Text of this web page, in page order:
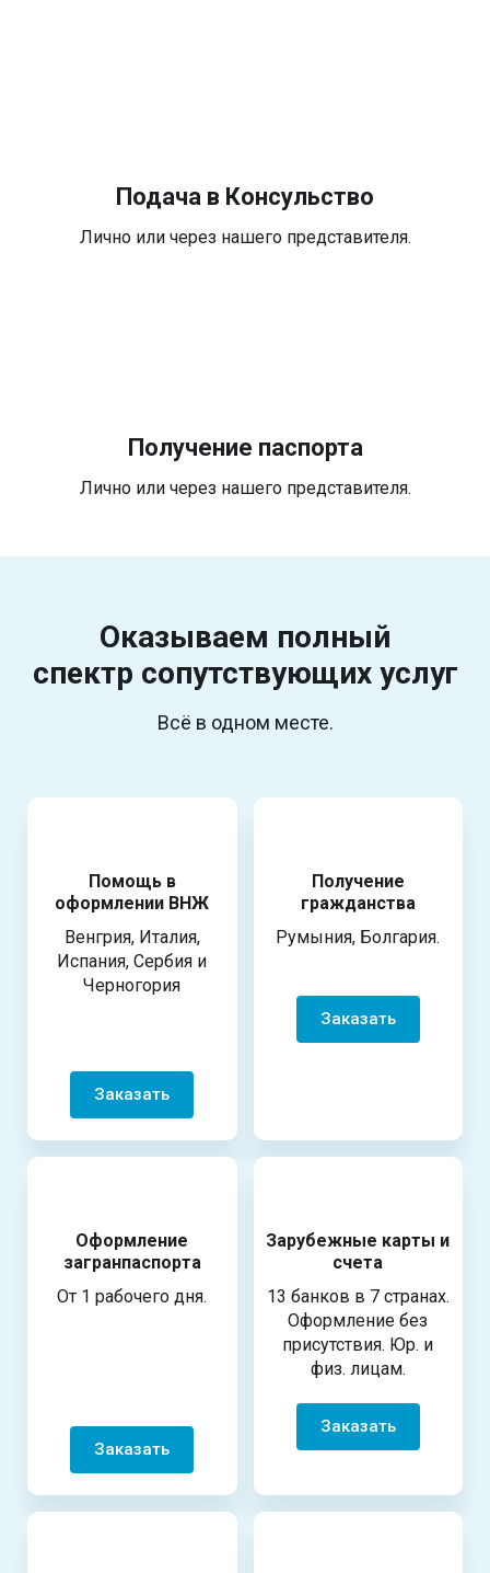
Подача в Консульство
Лично или через нашего представителя.
Получение паспорта
Лично или через нашего представителя.
Оказываем полный
спектр сопутствующих услуг
Всё в одном месте.
Помощь в
оформлении ВНЖ
Венгрия, Италия,
Испания, Сербия и
Черногория
Заказать
Получение
гражданства
Румыния, Болгария.
Заказать
Оформление
загранпаспорта
От 1 рабочего дня.
Заказать
Зарубежные карты и
счета
13 банков в 7 странах.
Оформление без
присутствия. Юр. и
физ. лицам.
Заказать